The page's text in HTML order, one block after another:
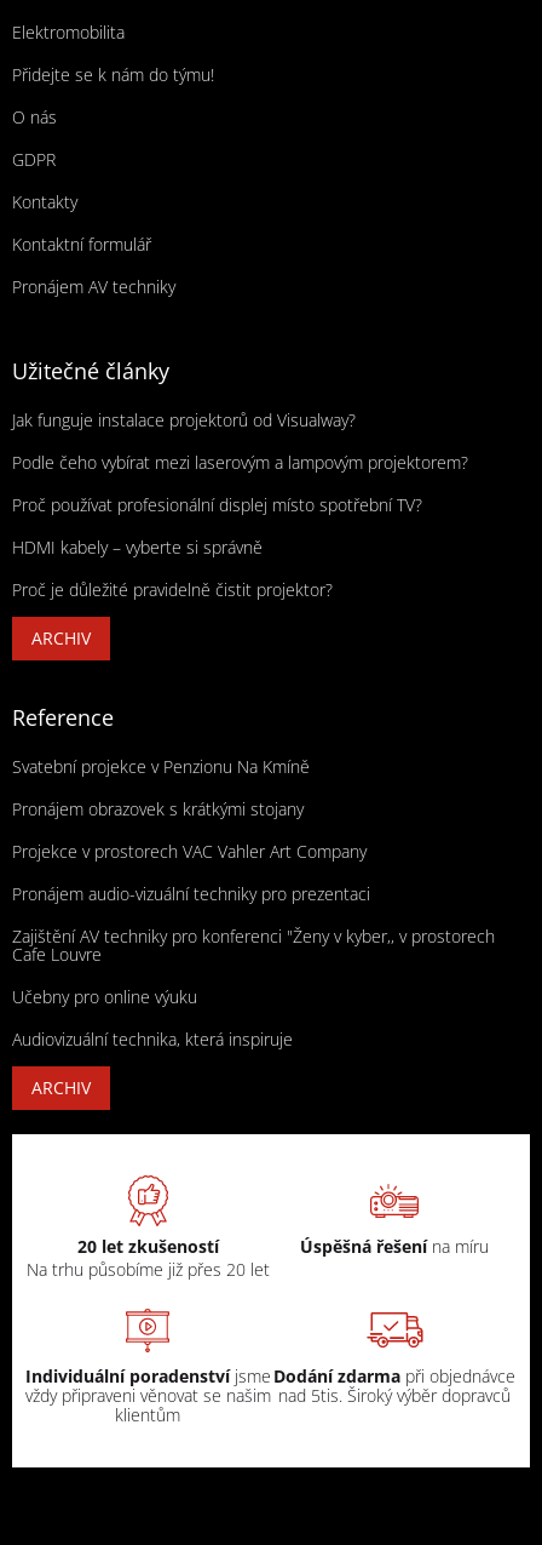
Elektromobilita
Přidejte se k nám do týmu!
O nás
GDPR
Kontakty
Kontaktní formulář
Pronájem AV techniky
Užitečné články
Jak funguje instalace projektorů od Visualway?
Podle čeho vybírat mezi laserovým a lampovým projektorem?
Proč používat profesionální displej místo spotřební TV?
HDMI kabely – vyberte si správně
Proč je důležité pravidelně čistit projektor?
ARCHIV
Reference
Svatební projekce v Penzionu Na Kmíně
Pronájem obrazovek s krátkými stojany
Projekce v prostorech VAC Vahler Art Company
Pronájem audio-vizuální techniky pro prezentaci
Zajištění AV techniky pro konferenci "Ženy v kyber,, v prostorech
Cafe Louvre
Učebny pro online výuku
Audiovizuální technika, která inspiruje
ARCHIV
20 let zkušeností
Na trhu působíme již přes 20 let
Úspěšná řešení na míru
Individuální poradenstvíjsme
vždy připraveni věnovat se našim
klientům
Dodání zdarma při objednávce
nad 5tis. Široký výběr dopravců